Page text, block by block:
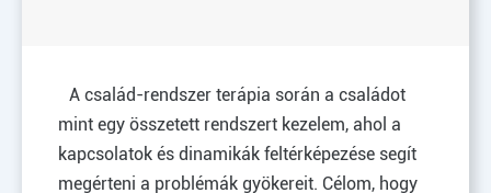
A család-rendszer terápia során a családot
mint egy összetett rendszert kezelem, ahol a
kapcsolatok és dinamikák feltérképezése segít
megérteni a problémák gyökereit. Célom, hogy